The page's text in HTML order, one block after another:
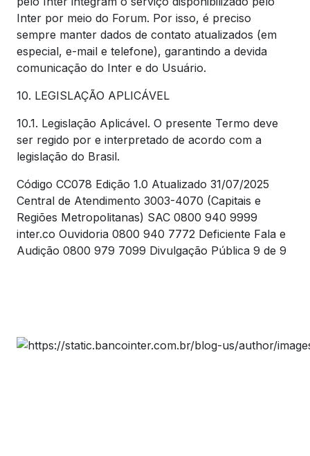
Inter por meio do Forum. Por isso, é preciso
sempre manter dados de contato atualizados (em
especial, e-mail e telefone), garantindo a devida
comunicação do Inter e do Usuário.
10. LEGISLAÇÃO APLICÁVEL
10.1. Legislação Aplicável. O presente Termo deve
ser regido por e interpretado de acordo com a
legislação do Brasil.
Código CC078 Edição 1.0 Atualizado 31/07/2025
Central de Atendimento 3003-4070 (Capitais e
Regiões Metropolitanas) SAC 0800 940 9999
inter.co Ouvidoria 0800 940 7772 Deficiente Fala e
Audição 0800 979 7099 Divulgação Pública 9 de 9